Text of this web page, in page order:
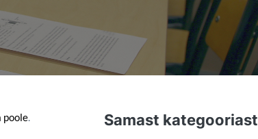
poole. Samast kategooriast